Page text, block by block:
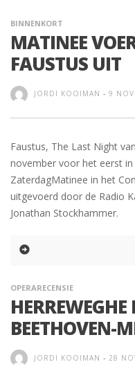
BINNENKORT
MATINEE
FAUSTUS UIT
JORDI KOOIMAN - 9
Faustus, The Last Night
november voor het eerst
ZaterdagMatinee in het
uitgevoerd door de Radio
Jonathan Stockhammer.
OPERARECENSIE
BEETHOVEN-
JORDI KOOIMAN - 28